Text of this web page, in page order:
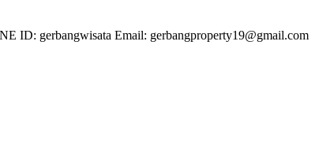
ID: gerbangwisata Email: gerbangproperty19@gmail.com